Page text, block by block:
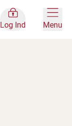
Log Ind Menu